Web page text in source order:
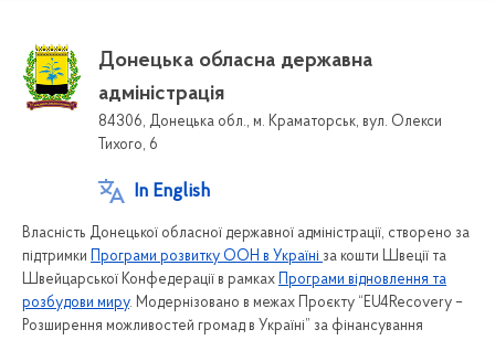
Донецька обласна державна
адміністрація
84306, Донецька обл., м. Краматорськ, вул. Олекси
Тихого, 6
In English
Власність Донецької обласної державної адміністрації, створено за
підтримки Програми розвитку ООН в Україні за кошти Швеції та
Швейцарської Конфедерації в рамках Програми відновлення та
розбудови миру. Модернізовано в межах Проєкту “EU4Recovery –
Розширення можливостей громад в Україні” за фінансування